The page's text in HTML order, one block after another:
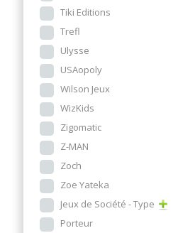
Tiki Editions
Trefl
Ulysse
USAopoly
Wilson Jeux
WizKids
Zigomatic
Z-MAN
Zoch
Zoe Yateka
Jeux de Société - Type
Porteur